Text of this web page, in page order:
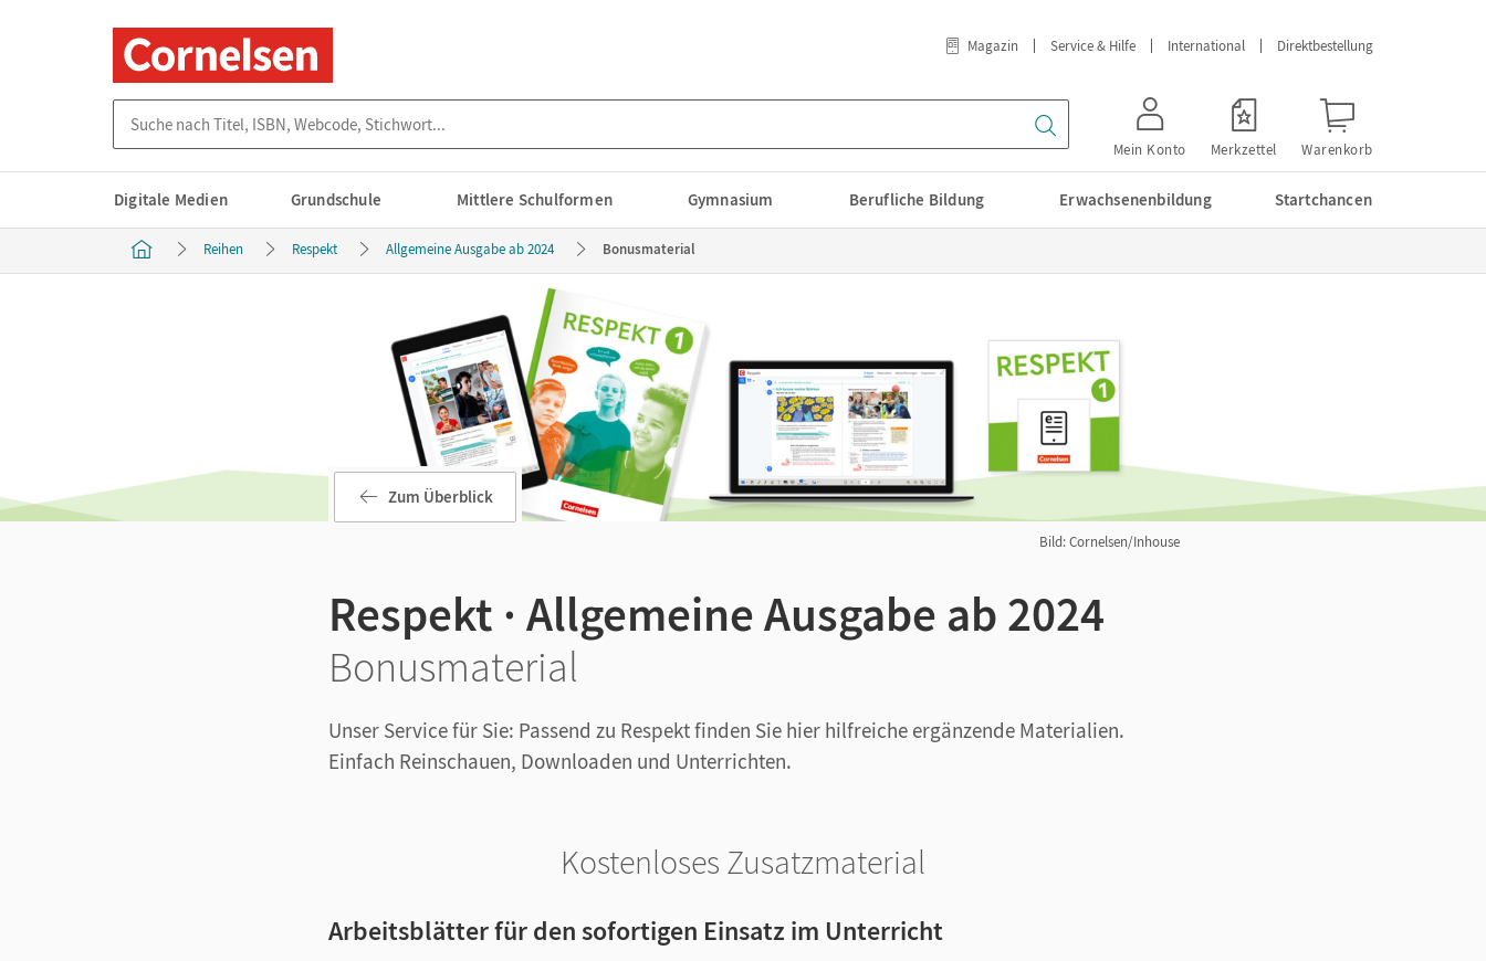
Magazin Service & Hilfe International Direktbestellung
Mein Konto Merkzettel Warenkorb
Digitale Medien Grundschule Mittlere Schulformen Gymnasium Berufliche Bildung Erwachsenenbildung Startchancen
Reihen Respekt Allgemeine Ausgabe ab 2024 Bonusmaterial
Bild: Cornelsen/Inhouse
Zum Überblick
Respekt · Allgemeine Ausgabe ab 2024
Bonusmaterial
Unser Service für Sie: Passend zu Respekt finden Sie hier hilfreiche ergänzende Materialien.
Einfach Reinschauen, Downloaden und Unterrichten.
Kostenloses Zusatzmaterial
Arbeitsblätter für den sofortigen Einsatz im Unterricht